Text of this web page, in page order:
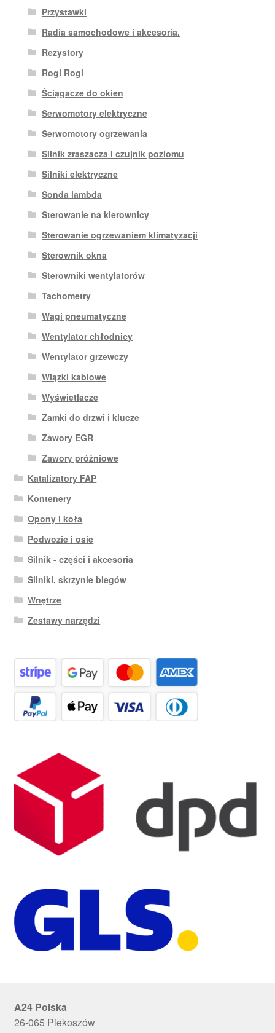
Przystawki
Radia samochodowe i akcesoria.
Rezystory
Rogi Rogi
Ściągacze do okien
Serwomotory elektryczne
Serwomotory ogrzewania
Silnik zraszacza i czujnik poziomu
Silniki elektryczne
Sonda lambda
Sterowanie na kierownicy
Sterowanie ogrzewaniem klimatyzacji
Sterownik okna
Sterowniki wentylatorów
Tachometry
Wagi pneumatyczne
Wentylator chłodnicy
Wentylator grzewczy
Wiązki kablowe
Wyświetlacze
Zamki do drzwi i klucze
Zawory EGR
Zawory próżniowe
Katalizatory FAP
Kontenery
Opony i koła
Podwozie i osie
Silnik - części i akcesoria
Silniki, skrzynie biegów
Wnętrze
Zestawy narzędzi
A24 Polska
26-065 Piekoszów